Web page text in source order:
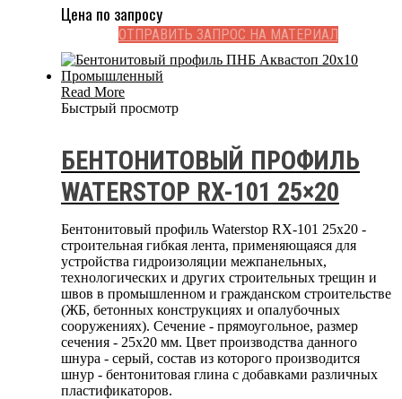
Цена по запросу
ОТПРАВИТЬ ЗАПРОС НА МАТЕРИАЛ
Read More
Быстрый просмотр
БЕНТОНИТОВЫЙ ПРОФИЛЬ
WATERSTOP RX-101 25×20
Бентонитовый профиль Waterstop RX-101 25x20 -
строительная гибкая лента, применяющаяся для
устройства гидроизоляции межпанельных,
технологических и других строительных трещин и
швов в промышленном и гражданском строительстве
(ЖБ, бетонных конструкциях и опалубочных
сооружениях). Сечение - прямоугольное, размер
сечения - 25x20 мм. Цвет производства данного
шнура - серый, состав из которого производится
шнур - бентонитовая глина с добавками различных
пластификаторов.